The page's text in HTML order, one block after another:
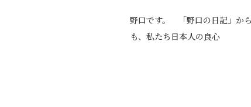
野口です。 「野口の日記」か
も、私たち日本人の良心